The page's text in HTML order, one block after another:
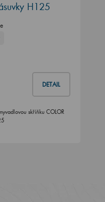
H125
DETAIL
skříňku COLOR